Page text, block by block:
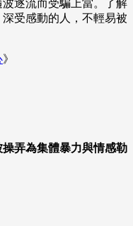
逐流而受騙上當。了解
受感動的人，不輕易被
》
操弄為集體暴力與情感勒